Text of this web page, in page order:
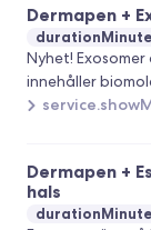
Dermapen +
Nyhet!
innehåller
fungerar som
kroppen. Inom
länge för
Egenskaper: .
Dermapen +
hals